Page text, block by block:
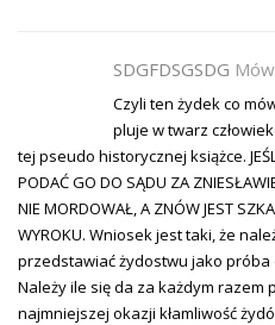
SDGFDSGSDG
Czyli ten żydek co
pluje w twarz
tej pseudo historycznej książce.
PODAĆ GO DO SĄDU ZA
NIE MORDOWAŁ, A ZNÓW JEST
WYROKU. Wniosek jest taki, że
przedstawiać żydostwu jako próba
Należy ile się da za każdym
najmniejszej okazji kłamliwość